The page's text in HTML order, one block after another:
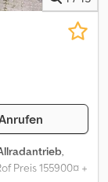
,
Preis 155900¤ +